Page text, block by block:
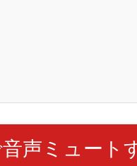
声ミュート